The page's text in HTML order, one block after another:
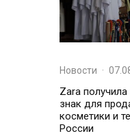
Новости ·
Zara
знак для
косметики и
России